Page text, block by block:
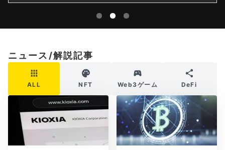
ニュース/解説記事
ALL NFT Web3ゲーム DeFi